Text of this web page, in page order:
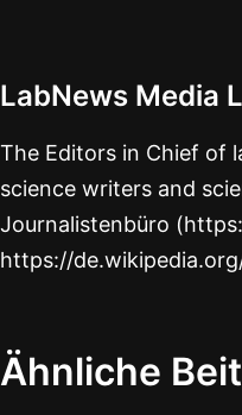
LabNews Media
The Editors in Chief of
science writers and
Journalistenbüro
https://
Ähnliche